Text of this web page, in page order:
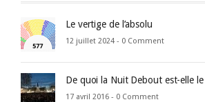
Le vertige de l’absolu
12 juillet 2024 - 0 Comment
De quoi la Nuit Debout est-elle le
17 avril 2016 - 0 Comment